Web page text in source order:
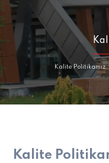
Kalite Politikamız
Kalite